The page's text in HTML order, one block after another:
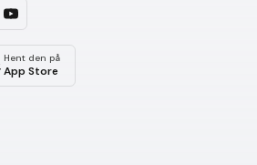
Hent den på
App Store